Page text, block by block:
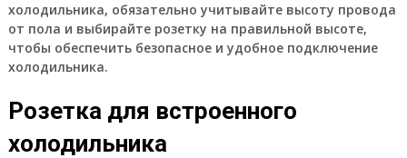
холодильника, обязательно учитывайте высоту провода
от пола и выбирайте розетку на правильной высоте,
чтобы обеспечить безопасное и удобное подключение
холодильника.
Розетка для встроенного
холодильника